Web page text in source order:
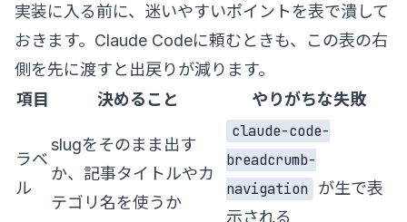
実装に入る前に、迷いやすいポイントを表で潰して
おきます。Claude Codeに頼むときも、この表の右
側を先に渡すと出戻りが減ります。
項目
決めること やりがちな失敗
ラベ
ル
slugをそのまま出す
か、記事タイトルやカ
テゴリ名を使うか
claude-code-
breadcrumb-
navigation
が生で表
示される